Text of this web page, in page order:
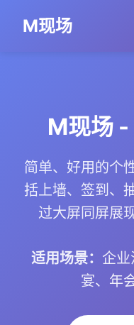
M现场
M现场
简单、好用的个
括上墙、签到、
过大屏同屏展
适用场景： 企
宴、年